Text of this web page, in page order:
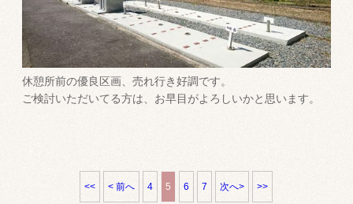
休憩所前の優良区画、売れ行き好調です。
ご検討いただいてる方は、お早目がよろしいかと思います。
<< < 前へ 4 5 6 7 次へ> >>